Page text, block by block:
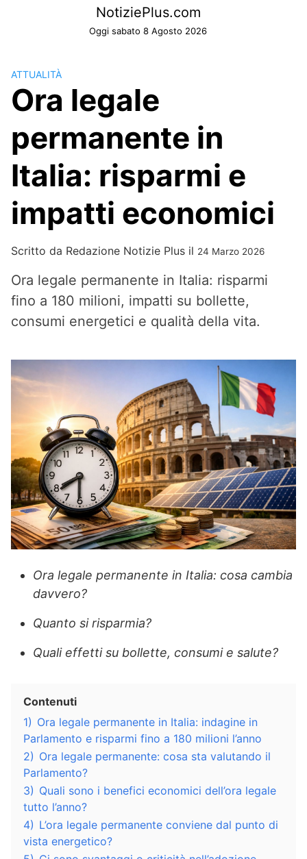
NotiziePlus.com
Oggi sabato 8 Agosto 2026
ATTUALITÀ
Ora legale
permanente in
Italia: risparmi e
impatti economici
Scritto da Redazione Notizie Plus il 24 Marzo 2026
Ora legale permanente in Italia: risparmi
fino a 180 milioni, impatti su bollette,
consumi energetici e qualità della vita.
Ora legale permanente in Italia: cosa cambia
davvero?
Quanto si risparmia?
Quali effetti su bollette, consumi e salute?
Contenuti
1) Ora legale permanente in Italia: indagine in
Parlamento e risparmi fino a 180 milioni l’anno
2) Ora legale permanente: cosa sta valutando il
Parlamento?
3) Quali sono i benefici economici dell’ora legale
tutto l’anno?
4) L’ora legale permanente conviene dal punto di
vista energetico?